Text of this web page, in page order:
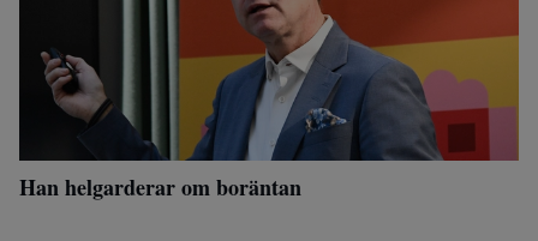
Han helgarderar om boräntan